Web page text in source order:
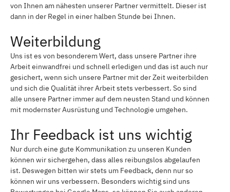
von Ihnen am nähesten unserer Partner vermittelt. Dieser ist
dann in der Regel in einer halben Stunde bei Ihnen.
Weiterbildung
Uns ist es von besonderem Wert, dass unsere Partner ihre
Arbeit einwandfrei und schnell erledigen und das ist auch nur
gesichert, wenn sich unsere Partner mit der Zeit weiterbilden
und sich die Qualität ihrer Arbeit stets verbessert. So sind
alle unsere Partner immer auf dem neusten Stand und können
mit modernster Ausrüstung und Technologie umgehen.
Ihr Feedback ist uns wichtig
Nur durch eine gute Kommunikation zu unseren Kunden
können wir sichergehen, dass alles reibungslos abgelaufen
ist. Deswegen bitten wir stets um Feedback, denn nur so
können wir uns verbessern. Besonders wichtig sind uns